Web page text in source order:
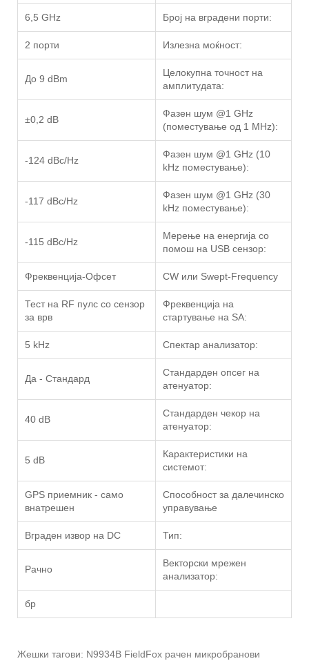
6,5 GHz Број на вградени порти:
2 порти Излезна моќност:
До 9 dBm
Целокупна точност на
амплитудата:
±0,2 dB
Фазен шум @1 GHz
(поместување од 1 MHz):
-124 dBc/Hz
Фазен шум @1 GHz (10
kHz поместување):
-117 dBc/Hz
Фазен шум @1 GHz (30
kHz поместување):
-115 dBc/Hz
Мерење на енергија со
помош на USB сензор:
Фреквенција-Офсет CW или Swept-Frequency
Тест на RF пулс со сензор
за врв
Фреквенција на
стартување на SA:
5 kHz Спектар анализатор:
Да - Стандард
Стандарден опсег на
атенуатор:
40 dB
Стандарден чекор на
атенуатор:
5 dB
Карактеристики на
системот:
GPS приемник - само
внатрешен
Способност за далечинско
управување
Вграден извор на DC Тип:
Рачно
Векторски мрежен
анализатор:
бр
Жешки тагови: N9934B FieldFox рачен микробранови